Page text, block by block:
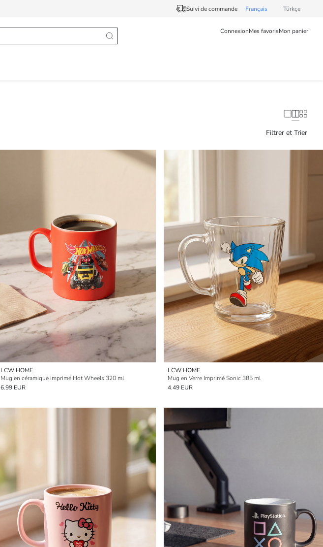
Suivi de commande Français Türkçe
ConnexionMes favorisMon panier
Filtrer et Trier
LCW HOME
Mug en céramique imprimé Hot Wheels 320 ml
6.99 EUR
LCW HOME
Mug en Verre Imprimé Sonic 385 ml
4.49 EUR